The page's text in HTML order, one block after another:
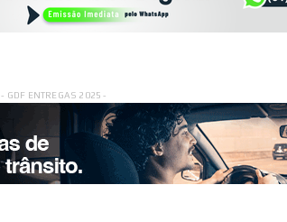
- GDF ENTREGAS 2025 -